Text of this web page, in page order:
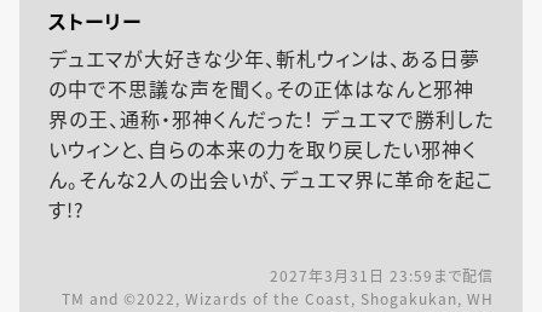
ストーリー
デュエマが大好きな少年、斬札ウィンは、ある日夢
の中で不思議な声を聞く。その正体はなんと邪神
界の王、通称・邪神くんだった！ デュエマで勝利した
いウィンと、自らの本来の力を取り戻したい邪神く
ん。そんな2人の出会いが、デュエマ界に革命を起こ
す!?
2027年3月31日 23:59 まで配信
TM and ©2022, Wizards of the Coast, Shogakukan, WH